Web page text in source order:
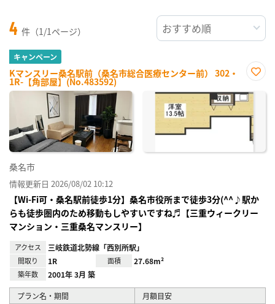
4 件（1/1ページ）
キャンペーン
Kマンスリー桑名駅前（桑名市総合医療センター前） 302・
1R-【角部屋】(No.483592)
に入
り登
桑名市
情報更新日 2026/08/02 10:12
【Wi-Fi可・桑名駅前徒歩1分】桑名市役所まで徒歩3分(^^♪駅か
らも徒歩圏内のため移動もしやすいですね♬【三重ウィークリー
マンション・三重桑名マンスリー】
アクセス 三岐鉄道北勢線「西別所駅」
間取り 1R 面積 27.68m²
築年数 2001年 3月 築
プラン名・期間 月額目安